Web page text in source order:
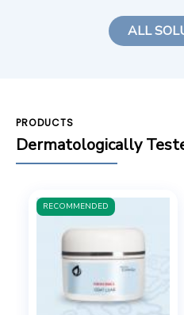
ALL
PRODUCTS
Dermatologically
RECOMMENDED